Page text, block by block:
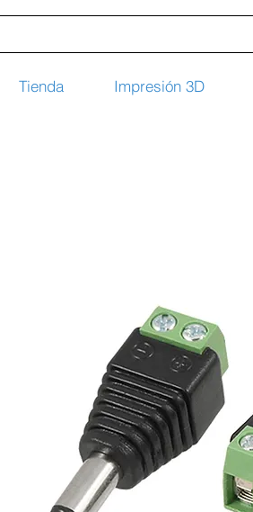
Tienda Impresión 3D